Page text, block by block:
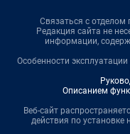
Связаться с отделом
Редакция сайта не
информации,
Особенности
Описанием
Веб-сайт
действия по установке